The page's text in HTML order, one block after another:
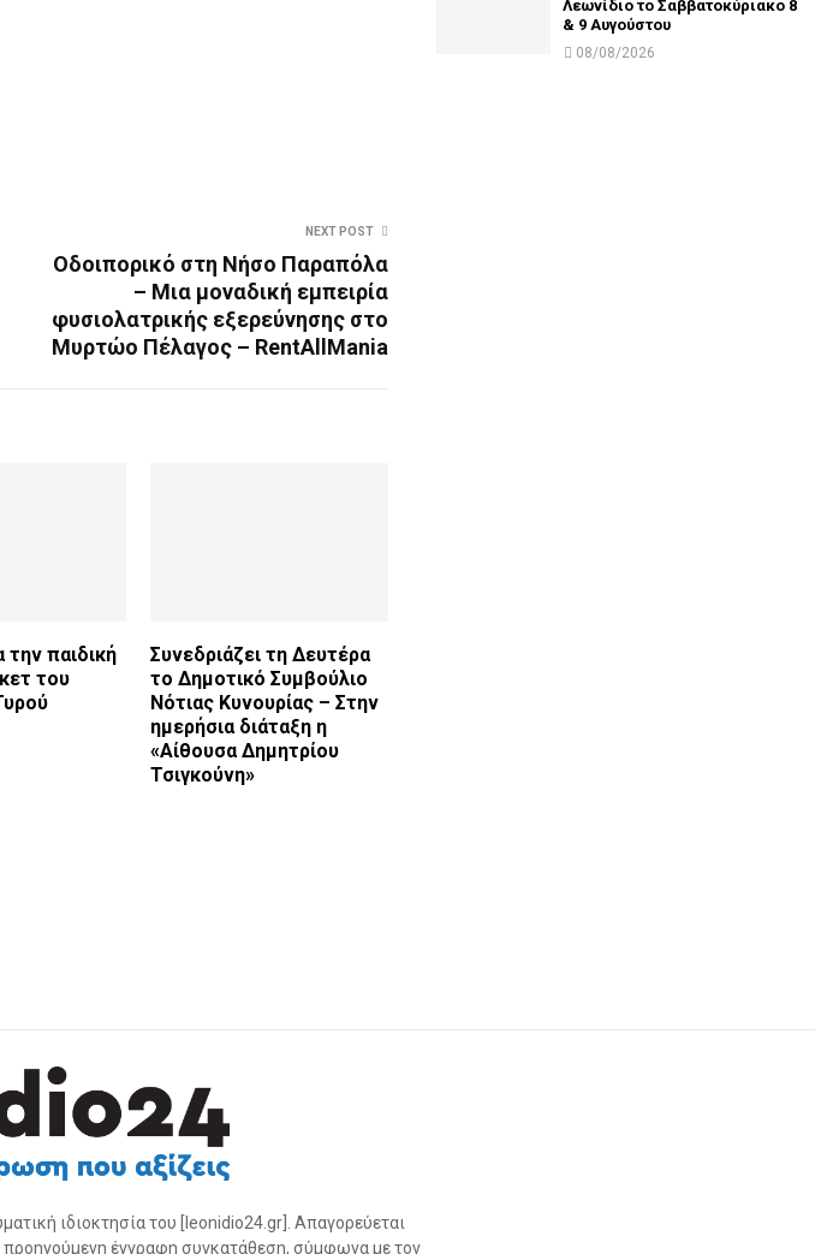
NEXT POST
Οδοιπορικό στη Νήσο Παραπόλα
– Μια μοναδική εμπειρία
φυσιολατρικής εξερεύνησης στο
Μυρτώο Πέλαγος – RentAllMania
την παιδική
του
Συνεδριάζει τη Δευτέρα
το Δημοτικό Συμβούλιο
Νότιας Κυνουρίας – Στην
ημερήσια διάταξη η
«Αίθουσα Δημητρίου
Τσιγκούνη»
Λεωνίδιο το Σαββατοκύριακο 8
& 9 Αυγούστου
08/08/2026
ιδιοκτησία του [leonidio24.gr]. Απαγορεύεται
έγγραφη συγκατάθεση, σύμφωνα με τον